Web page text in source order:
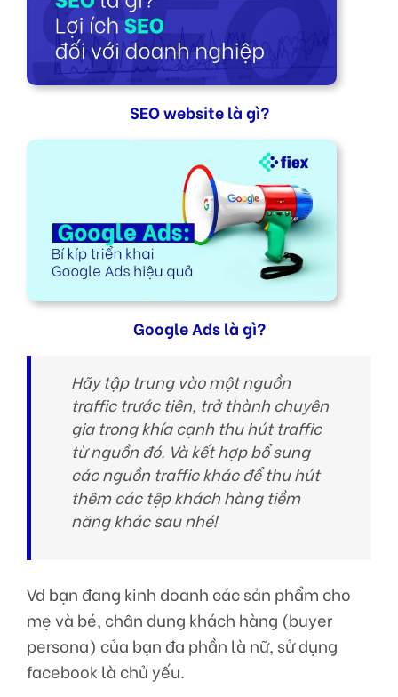
SEO website là gì?
Google Ads là gì?
Hãy tập trung vào một nguồn
traffic trước tiên, trở thành chuyên
gia trong khía cạnh thu hút traffic
từ nguồn đó. Và kết hợp bổ sung
các nguồn traffic khác để thu hút
thêm các tệp khách hàng tiềm
năng khác sau nhé!
Vd bạn đang kinh doanh các sản phẩm cho
mẹ và bé, chân dung khách hàng (buyer
persona) của bạn đa phần là nữ, sử dụng
facebook là chủ yếu.